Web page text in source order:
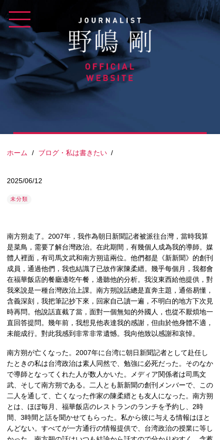
to
content
ホーム / ブログ・私は書きたい /
2025/06/12
未分類
南方朔走了。2007年，我作為朝日新聞記者被派往台灣，當時我算
是菜鳥，需要了解台灣政治。在此期間，有幾個人成為我的導師。媒
體人裡面，有司馬文武和南方朔這兩位。他們都是《新新聞》的創刊
成員，通過他們，我也結識了已故作家陳柔縉。幾乎每個月，我都會
在福華飯店的餐廳邊吃午餐，邊聽他的分析。我沒東西給他提供，對
我來說是一種台灣政治上課。南方朔說話總是直奔主題，通俗易懂，
含義深刻，我把筆記抄下來，回家自己讀一遍，不明白的地方下次見
時再問。他說話直截了當，面對一個無知的外國人，也從不厭煩地一
直回答提問。幾年前，我想見他表達我的感謝，但由於他身體不適，
未能成行。對此我感到非常非常遺憾。我向他致以感謝和哀悼。
南方朔が亡くなった。2007年に台湾に朝日新聞記者として赴任し
たときの私は台湾政治は素人同然で、勉強に必死だった。そのなか
で導師となってくれた人が数人かいた。メディア関係者は司馬文
武、そして南方朔である。二人とも新新聞の創刊メンバーで、この
二人を通して、亡くなった作家の陳柔縉とも友人になった。南方朔
とは、ほぼ毎月、福華飯店のレストランのランチを予約し、2時
間、3時間と話を聞かせてもらった。私から彼に与える情報はほと
んどない。すべてが一方通行の情報提供で、台湾政治の授業に等し